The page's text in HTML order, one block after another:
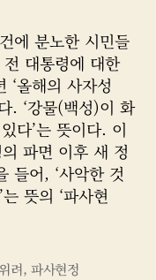
에 분노한 시민들
대통령에 대한
‘올해의 사자성
. ‘강물(백성)이 화
다’는 뜻이다. 이
파면 이후 새 정
들어, ‘사악한 것
뜻의 ‘파사현
려, 파사현정